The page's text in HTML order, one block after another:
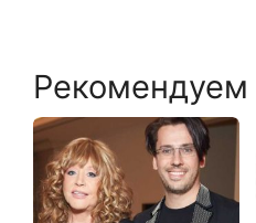
Рекомендуем